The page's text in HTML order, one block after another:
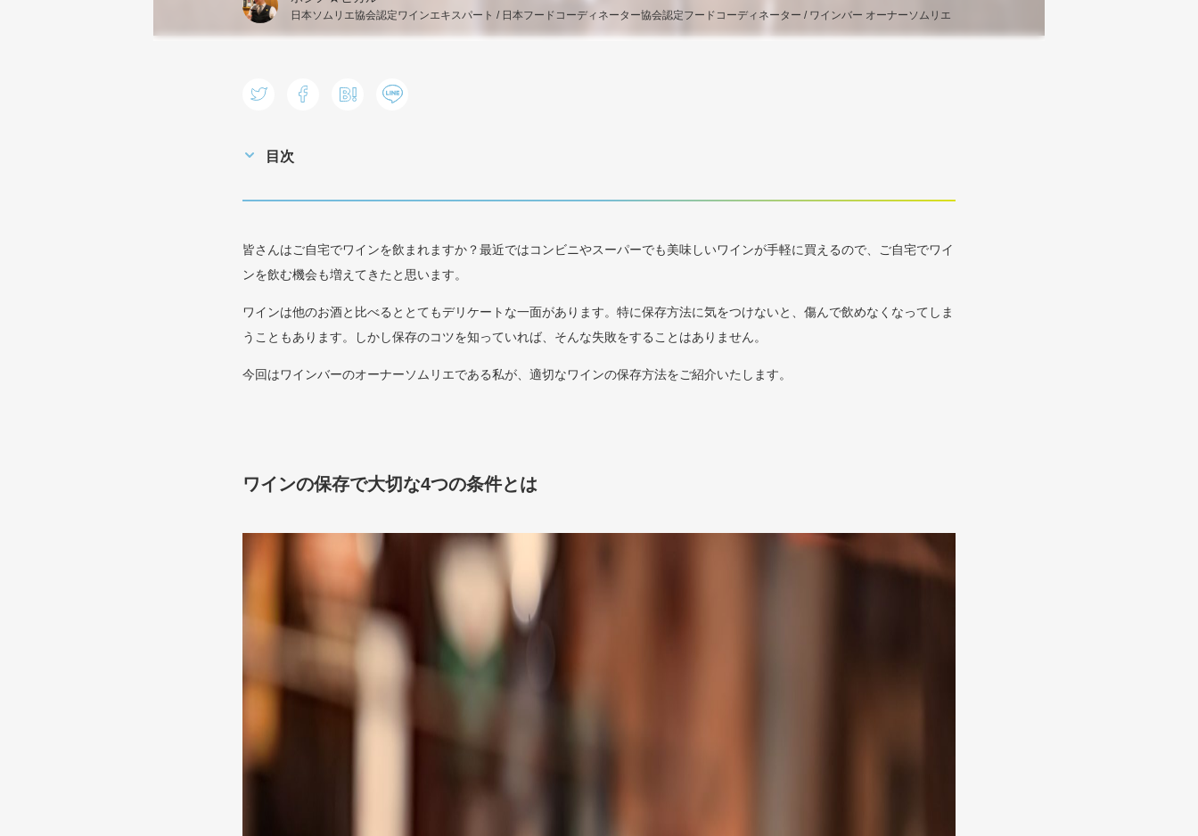
日本ソムリエ協会認定ワインエキスパート / 日本フードコーディネーター協会認定フードコーディネーター / ワインバー オーナーソムリエ
目次
皆さんはご自宅でワインを飲まれますか？最近ではコンビニやスーパーでも美味しいワインが手軽に買えるので、ご自宅でワイ
ンを飲む機会も増えてきたと思います。
ワインは他のお酒と比べるととてもデリケートな一面があります。特に保存方法に気をつけないと、傷んで飲めなくなってしま
うこともあります。しかし保存のコツを知っていれば、そんな失敗をすることはありません。
今回はワインバーのオーナーソムリエである私が、適切なワインの保存方法をご紹介いたします。
ワインの保存で大切な4つの条件とは